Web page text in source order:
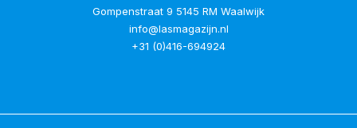
Gompenstraat 9 5145 RM Waalwijk
info@lasmagazijn.nl
+31 (0)416-694924